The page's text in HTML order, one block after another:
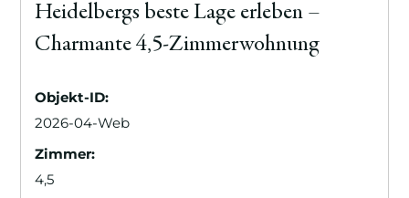
Heidelbergs beste Lage erleben –
Charmante 4,5-Zimmerwohnung
Objekt-ID:
2026-04-Web
Zimmer:
4,5